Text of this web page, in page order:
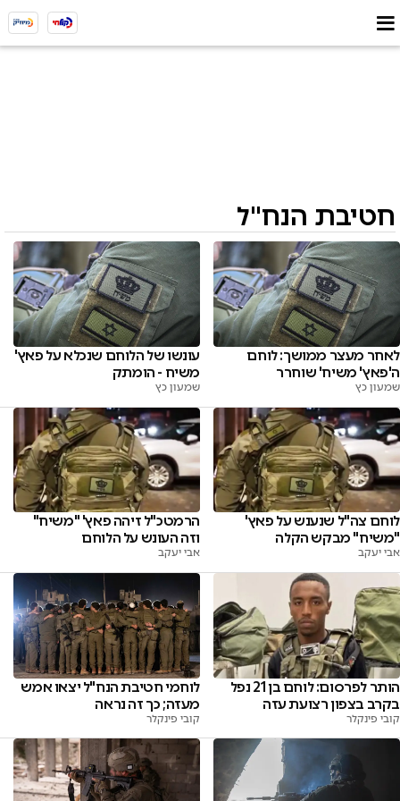
חטיבת הנח"ל
לאחר מעצר ממושך: לוחם
ה'פאץ' משיח' שוחרר
שמעון כץ
עונשו של הלוחם שנכלא על פאץ'
משיח - הומתק
שמעון כץ
לוחם צה"ל שנענש על פאץ'
"משיח" מבקש הקלה
אבי יעקב
הרמטכ"ל זיהה פאץ' "משיח"
וזה העונש על הלוחם
אבי יעקב
הותר לפרסום: לוחם בן 21 נפל
בקרב בצפון רצועת עזה
קובי פינקלר
לוחמי חטיבת הנח"ל יצאו אמש
מעזה; כך זה נראה
קובי פינקלר